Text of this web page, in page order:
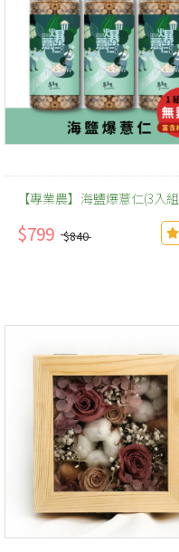
【專業農】海鹽爆薏仁(3入
$799 $840